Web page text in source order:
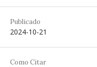
Publicado
2024-10-21
Como Citar